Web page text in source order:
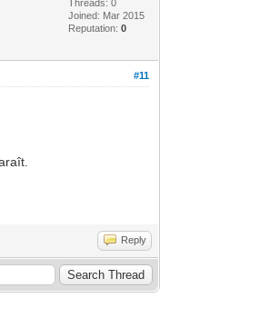
Threads: 0
Joined: Mar 2015
Reputation:0
#11
Reply